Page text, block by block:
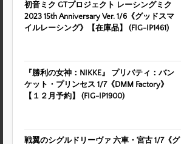
初音ミク GTプロジェクト レーシングミク
2023 15th Anniversary Ver. 1/6《グッドスマ
イルレーシング》【在庫品】 (FIG-IP1461)
『勝利の女神：NIKKE』 プリバティ：バン
ケット・プリンセス 1/7《DMM Factory》
【１２月予約】 (FIG-IP1900)
戦翼のシグルドリーヴァ 六車・宮古 1/7《グ